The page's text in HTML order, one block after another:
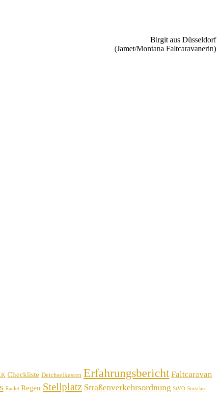
Birgit aus Düsseldorf
(Jamet/Montana Faltcaravanerin)
Checkliste Deichselkasten Erfahrungsbericht Faltcaravan
Raclet Regen Stellplatz Straßenverkehrsordnung StVO Stützlast